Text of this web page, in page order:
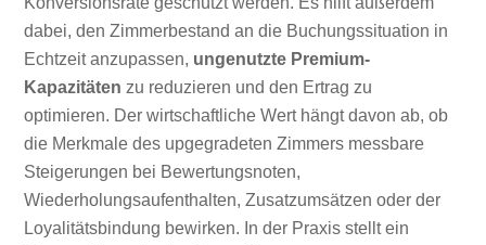
dabei, den Zimmerbestand an die Buchungssituation in
Echtzeit anzupassen, ungenutzte Premium-
Kapazitäten zu reduzieren und den Ertrag zu
optimieren. Der wirtschaftliche Wert hängt davon ab, ob
die Merkmale des upgegradeten Zimmers messbare
Steigerungen bei Bewertungsnoten,
Wiederholungsaufenthalten, Zusatzumsätzen oder der
Loyalitätsbindung bewirken. In der Praxis stellt ein